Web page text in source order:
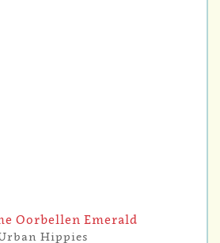
Oorbellen Emerald
Hippies